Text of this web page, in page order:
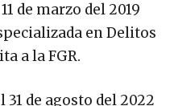
en Delitos
a la FGR.
de agosto del 2022